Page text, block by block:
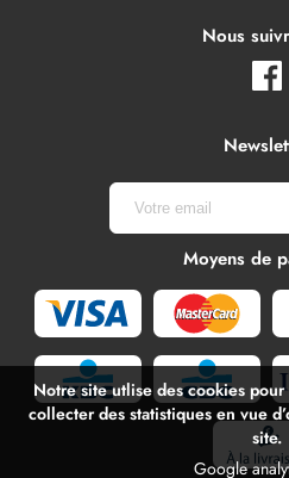
Nous
Moyens de
Notre site utlise des cookies
collecter des statistiques en vue
site.
Google